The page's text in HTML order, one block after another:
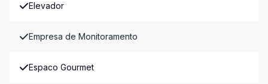
Elevador
Empresa de Monitoramento
Espaco Gourmet